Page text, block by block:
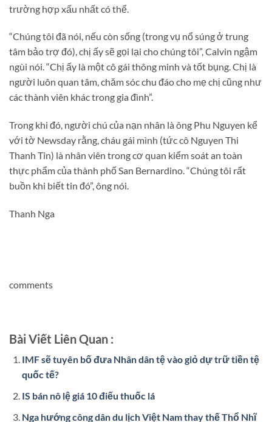
trường hợp xấu nhất có thể.
“Chúng tôi đã nói, nếu còn sống (trong vụ nổ súng ở trung
tâm bảo trợ đó), chị ấy sẽ gọi lại cho chúng tôi”, Calvin ngậm
ngùi nói. “Chị ấy là một cô gái thông minh và tốt bụng. Chị là
người luôn quan tâm, chăm sóc chu đáo cho mẹ chị cũng như
các thành viên khác trong gia đình”.
Trong khi đó, người chú của nạn nhân là ông Phu Nguyen kể
với tờ Newsday rằng, cháu gái mình (tức cô Nguyen Thi
Thanh Tin) là nhân viên trong cơ quan kiểm soát an toàn
thực phẩm của thành phố San Bernardino. “Chúng tôi rất
buồn khi biết tin đó”, ông nói.
Thanh Nga
comments
Bài Viết Liên Quan :
IMF sẽ tuyên bố đưa Nhân dân tệ vào giỏ dự trữ tiền tệ
quốc tế?
IS bán nô lệ giá 10 điếu thuốc lá
Nga hướng công dân du lịch Việt Nam thay thế Thổ Nhĩ